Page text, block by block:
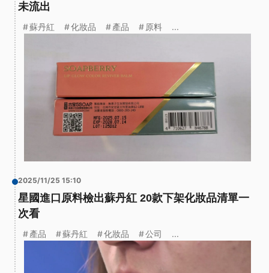
未流出
蘇丹紅 化妝品 產品 原料 ...
2025/11/25 15:10
星國進口原料檢出蘇丹紅 20款下架化妝品清單一
次看
產品 蘇丹紅 化妝品 公司 ...